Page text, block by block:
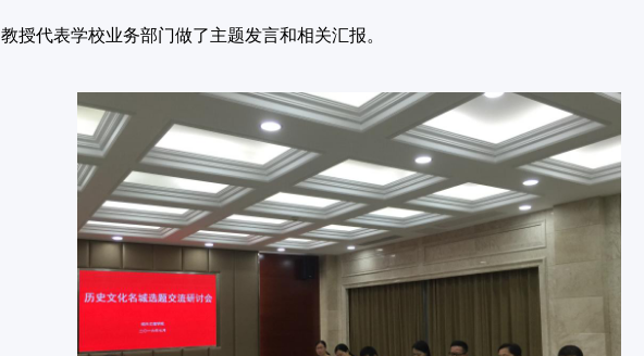
教授代表学校业务部门做了主题发言和相关汇报。